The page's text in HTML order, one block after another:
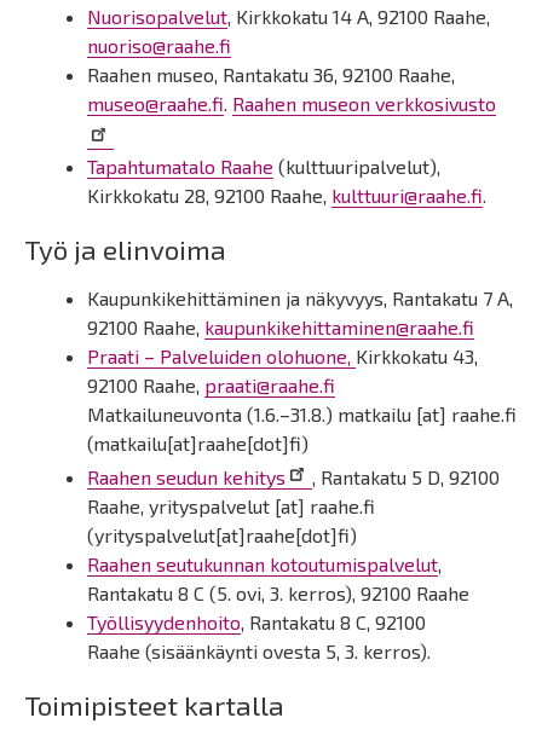
Nuorisopalvelut, Kirkkokatu 14 A, 92100 Raahe,
nuoriso@raahe.fi
Raahen museo, Rantakatu 36, 92100 Raahe,
museo@raahe.fi. Raahen museon verkkosivusto
Tapahtumatalo Raahe (kulttuuripalvelut),
Kirkkokatu 28, 92100 Raahe, kulttuuri@raahe.fi.
Työ ja elinvoima
Kaupunkikehittäminen ja näkyvyys, Rantakatu 7 A,
92100 Raahe, kaupunkikehittaminen@raahe.fi
Praati – Palveluiden olohuone, Kirkkokatu 43,
92100 Raahe, praati@raahe.fi
Matkailuneuvonta (1.6.–31.8.) matkailu [at] raahe.fi
(matkailu[at]raahe[dot]fi)
Raahen seudun kehitys
, Rantakatu 5 D, 92100
Raahe, yrityspalvelut [at] raahe.fi
(yrityspalvelut[at]raahe[dot]fi)
Raahen seutukunnan kotoutumispalvelut,
Rantakatu 8 C (5. ovi, 3. kerros), 92100 Raahe
Työllisyydenhoito, Rantakatu 8 C, 92100
Raahe (sisäänkäynti ovesta 5, 3. kerros).
Toimipisteet kartalla